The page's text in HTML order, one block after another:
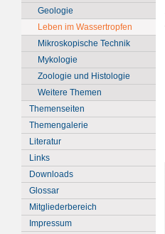
Geologie
Leben im Wassertropfen
Mikroskopische Technik
Mykologie
Zoologie und Histologie
Weitere Themen
Themenseiten
Themengalerie
Literatur
Links
Downloads
Glossar
Mitgliederbereich
Impressum